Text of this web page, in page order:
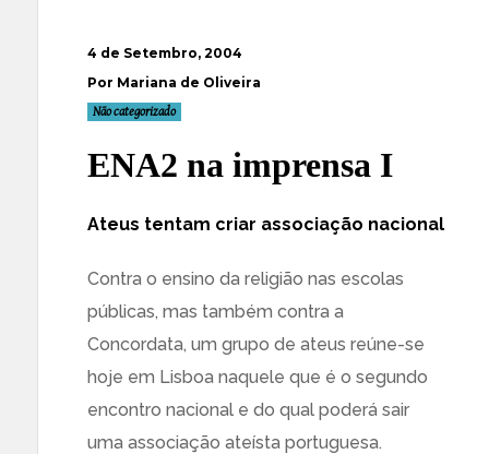
4 de Setembro, 2004
Por Mariana de Oliveira
Não categorizado
ENA2 na imprensa I
Ateus tentam criar associação nacional
Contra o ensino da religião nas escolas
públicas, mas também contra a
Concordata, um grupo de ateus reúne-se
hoje em Lisboa naquele que é o segundo
encontro nacional e do qual poderá sair
uma associação ateísta portuguesa.